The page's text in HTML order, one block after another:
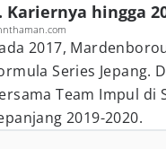
Kariernya hingga
2017,
Series Jepang.
Team Impul di
2019-2020.